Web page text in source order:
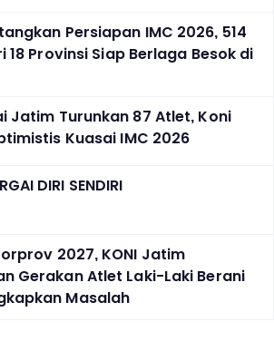
Persiapan IMC 2026, 514
18 Provinsi Siap Berlaga Besok di
Jatim Turunkan 87 Atlet, Koni
Kuasai IMC 2026
DIRI SENDIRI
2027, KONI Jatim
Gerakan Atlet Laki-Laki Berani
Masalah